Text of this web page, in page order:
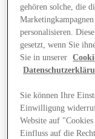
Angebote
gehören solche, die
personalisieren.
gesetzt, wenn Sie
Sie in unserer
Sie können Ihre
Einwilligung
Website auf
Einfluss auf die